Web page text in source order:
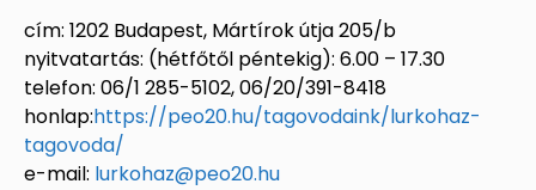
cím: 1202 Budapest, Mártírok útja 205/b
nyitvatartás: (hétfőtől péntekig): 6.00 – 17.30
telefon: 06/1 285-5102, 06/20/391-8418
honlap:https://peo20.hu/tagovodaink/lurkohaz-
tagovoda/
e-mail: lurkohaz@peo20.hu